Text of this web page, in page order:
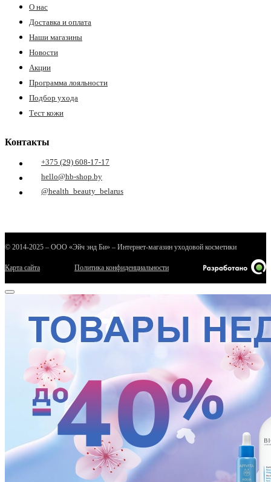
О нас
Доставка и оплата
Наши магазины
Новости
Акции
Программа лояльности
Подбор ухода
Тест кожи
Контакты
+375 (29) 608-17-17
hello@hb-shop.by
@health_beauty_belarus
© 2014-2025 – ООО «Эйч энд Би» – Интернет-магазин уходовой косметики
Карта сайта Политика конфиденциальности